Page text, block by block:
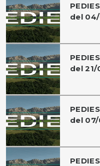
PEDIES
del
PEDIES
del
PEDIES
del
PEDIES